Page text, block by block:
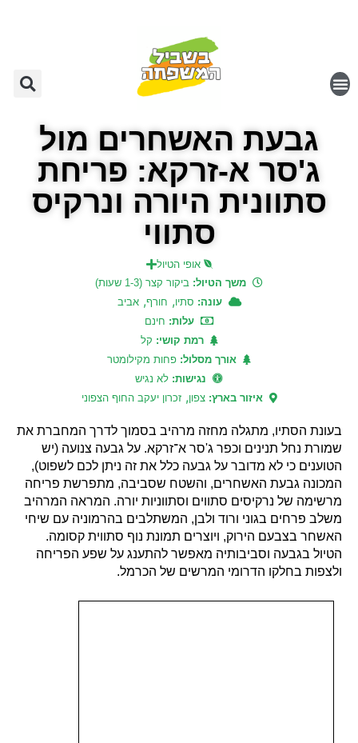
גבעת האשחרים מול
ג'סר א-זרקא: פריחת
סתוונית היורה ונרקיס
סתווי
אופי הטיול
משך הטיול: ביקור קצר (1-3 שעות)
עונה: סתיו, חורף, אביב
עלות: חינם
רמת קושי: קל
אורך מסלול: פחות מקילומטר
נגישות: לא נגיש
איזור בארץ:צפון, זכרון יעקב החוף הצפוני
בעונת הסתיו, מתגלה מחזה מרהיב בסמוך לדרך המחברת את
שמורת נחל תנינים וכפר ג'סר א־זרקא. על גבעה צנועה (יש
הטוענים כי לא מדובר על גבעה כלל את זה ניתן לכם לשפוט),
המכונה גבעת האשחרים, והשטח שסביבה, מתפרשת פריחה
מרשימה של נרקיסים סתווים וסתווניות יורה. המראה המרהיב
משלב פרחים בגוני ורוד ולבן, המשתלבים בהרמוניה עם שיחי
האשחר בצבעם הירוק, ויוצרים תמונת נוף סתווית קסומה.
הטיול בגבעה וסביבותיה מאפשר להתענג על שפע הפריחה
ולצפות בחלקו הדרומי המרשים של הכרמל.